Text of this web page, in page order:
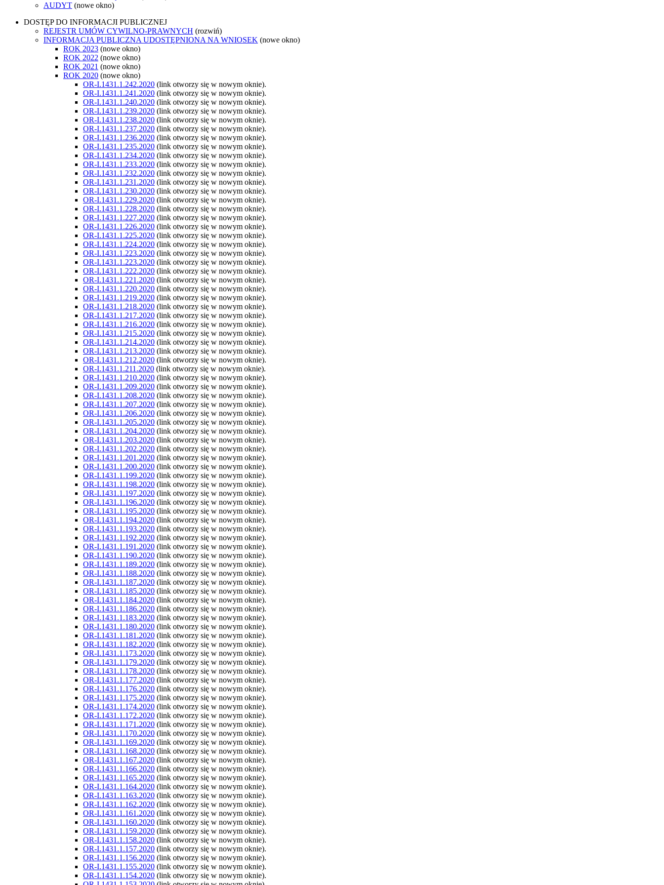
AUDYT (nowe okno)
DOSTĘP DO INFORMACJI PUBLICZNEJ
REJESTR UMÓW CYWILNO-PRAWNYCH (rozwiń)
INFORMACJA PUBLICZNA UDOSTĘPNIONA NA WNIOSEK (nowe okno)
ROK 2023 (nowe okno)
ROK 2022 (nowe okno)
ROK 2021 (nowe okno)
ROK 2020 (nowe okno)
OR-I.1431.1.242.2020 (link otworzy się w nowym oknie).
OR-I.1431.1.241.2020 (link otworzy się w nowym oknie).
OR-I.1431.1.240.2020 (link otworzy się w nowym oknie).
OR-I.1431.1.239.2020 (link otworzy się w nowym oknie).
OR-I.1431.1.238.2020 (link otworzy się w nowym oknie).
OR-I.1431.1.237.2020 (link otworzy się w nowym oknie).
OR-I.1431.1.236.2020 (link otworzy się w nowym oknie).
OR-I.1431.1.235.2020 (link otworzy się w nowym oknie).
OR-I.1431.1.234.2020 (link otworzy się w nowym oknie).
OR-I.1431.1.233.2020 (link otworzy się w nowym oknie).
OR-I.1431.1.232.2020 (link otworzy się w nowym oknie).
OR-I.1431.1.231.2020 (link otworzy się w nowym oknie).
OR-I.1431.1.230.2020 (link otworzy się w nowym oknie).
OR-I.1431.1.229.2020 (link otworzy się w nowym oknie).
OR-I.1431.1.228.2020 (link otworzy się w nowym oknie).
OR-I.1431.1.227.2020 (link otworzy się w nowym oknie).
OR-I.1431.1.226.2020 (link otworzy się w nowym oknie).
OR-I.1431.1.225.2020 (link otworzy się w nowym oknie).
OR-I.1431.1.224.2020 (link otworzy się w nowym oknie).
OR-I.1431.1.223.2020 (link otworzy się w nowym oknie).
OR-I.1431.1.223.2020 (link otworzy się w nowym oknie).
OR-I.1431.1.222.2020 (link otworzy się w nowym oknie).
OR-I.1431.1.221.2020 (link otworzy się w nowym oknie).
OR-I.1431.1.220.2020 (link otworzy się w nowym oknie).
OR-I.1431.1.219.2020 (link otworzy się w nowym oknie).
OR-I.1431.1.218.2020 (link otworzy się w nowym oknie).
OR-I.1431.1.217.2020 (link otworzy się w nowym oknie).
OR-I.1431.1.216.2020 (link otworzy się w nowym oknie).
OR-I.1431.1.215.2020 (link otworzy się w nowym oknie).
OR-I.1431.1.214.2020 (link otworzy się w nowym oknie).
OR-I.1431.1.213.2020 (link otworzy się w nowym oknie).
OR-I.1431.1.212.2020 (link otworzy się w nowym oknie).
OR-I.1431.1.211.2020 (link otworzy się w nowym oknie).
OR-I.1431.1.210.2020 (link otworzy się w nowym oknie).
OR-I.1431.1.209.2020 (link otworzy się w nowym oknie).
OR-I.1431.1.208.2020 (link otworzy się w nowym oknie).
OR-I.1431.1.207.2020 (link otworzy się w nowym oknie).
OR-I.1431.1.206.2020 (link otworzy się w nowym oknie).
OR-I.1431.1.205.2020 (link otworzy się w nowym oknie).
OR-I.1431.1.204.2020 (link otworzy się w nowym oknie).
OR-I.1431.1.203.2020 (link otworzy się w nowym oknie).
OR-I.1431.1.202.2020 (link otworzy się w nowym oknie).
OR-I.1431.1.201.2020 (link otworzy się w nowym oknie).
OR-I.1431.1.200.2020 (link otworzy się w nowym oknie).
OR-I.1431.1.199.2020 (link otworzy się w nowym oknie).
OR-I.1431.1.198.2020 (link otworzy się w nowym oknie).
OR-I.1431.1.197.2020 (link otworzy się w nowym oknie).
OR-I.1431.1.196.2020 (link otworzy się w nowym oknie).
OR-I.1431.1.195.2020 (link otworzy się w nowym oknie).
OR-I.1431.1.194.2020 (link otworzy się w nowym oknie).
OR-I.1431.1.193.2020 (link otworzy się w nowym oknie).
OR-I.1431.1.192.2020 (link otworzy się w nowym oknie).
OR-I.1431.1.191.2020 (link otworzy się w nowym oknie).
OR-I.1431.1.190.2020 (link otworzy się w nowym oknie).
OR-I.1431.1.189.2020 (link otworzy się w nowym oknie).
OR-I.1431.1.188.2020 (link otworzy się w nowym oknie).
OR-I.1431.1.187.2020 (link otworzy się w nowym oknie).
OR-I.1431.1.185.2020 (link otworzy się w nowym oknie).
OR-I.1431.1.184.2020 (link otworzy się w nowym oknie).
OR-I.1431.1.186.2020 (link otworzy się w nowym oknie).
OR-I.1431.1.183.2020 (link otworzy się w nowym oknie).
OR-I.1431.1.180.2020 (link otworzy się w nowym oknie).
OR-I.1431.1.181.2020 (link otworzy się w nowym oknie).
OR-I.1431.1.182.2020 (link otworzy się w nowym oknie).
OR-I.1431.1.173.2020 (link otworzy się w nowym oknie).
OR-I.1431.1.179.2020 (link otworzy się w nowym oknie).
OR-I.1431.1.178.2020 (link otworzy się w nowym oknie).
OR-I.1431.1.177.2020 (link otworzy się w nowym oknie).
OR-I.1431.1.176.2020 (link otworzy się w nowym oknie).
OR-I.1431.1.175.2020 (link otworzy się w nowym oknie).
OR-I.1431.1.174.2020 (link otworzy się w nowym oknie).
OR-I.1431.1.172.2020 (link otworzy się w nowym oknie).
OR-I.1431.1.171.2020 (link otworzy się w nowym oknie).
OR-I.1431.1.170.2020 (link otworzy się w nowym oknie).
OR-I.1431.1.169.2020 (link otworzy się w nowym oknie).
OR-I.1431.1.168.2020 (link otworzy się w nowym oknie).
OR-I.1431.1.167.2020 (link otworzy się w nowym oknie).
OR-I.1431.1.166.2020 (link otworzy się w nowym oknie).
OR-I.1431.1.165.2020 (link otworzy się w nowym oknie).
OR-I.1431.1.164.2020 (link otworzy się w nowym oknie).
OR-I.1431.1.163.2020 (link otworzy się w nowym oknie).
OR-I.1431.1.162.2020 (link otworzy się w nowym oknie).
OR-I.1431.1.161.2020 (link otworzy się w nowym oknie).
OR-I.1431.1.160.2020 (link otworzy się w nowym oknie).
OR-I.1431.1.159.2020 (link otworzy się w nowym oknie).
OR-I.1431.1.158.2020 (link otworzy się w nowym oknie).
OR-I.1431.1.157.2020 (link otworzy się w nowym oknie).
OR-I.1431.1.156.2020 (link otworzy się w nowym oknie).
OR-I.1431.1.155.2020 (link otworzy się w nowym oknie).
OR-I.1431.1.154.2020 (link otworzy się w nowym oknie).